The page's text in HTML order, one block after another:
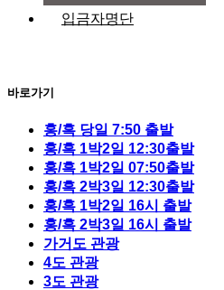
입금자명단
바로가기
홍/흑 당일 7:50 출발
홍/흑 1박2일 12:30출발
홍/흑 1박2일 07:50출발
홍/흑 2박3일 12:30출발
홍/흑 1박2일 16시 출발
홍/흑 2박3일 16시 출발
가거도 관광
4도 관광
3도 관광